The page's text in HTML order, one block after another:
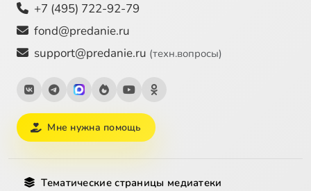
+7 (495) 722-92-79
fond@predanie.ru
support@predanie.ru (техн.вопросы)
Мне нужна помощь
Тематические страницы медиатеки